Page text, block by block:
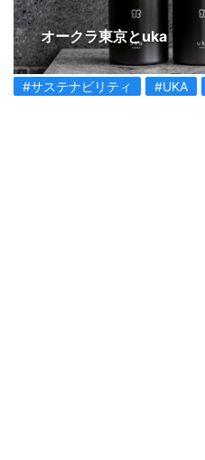
オークラ東京とuka
#サステナビリティ #UKA